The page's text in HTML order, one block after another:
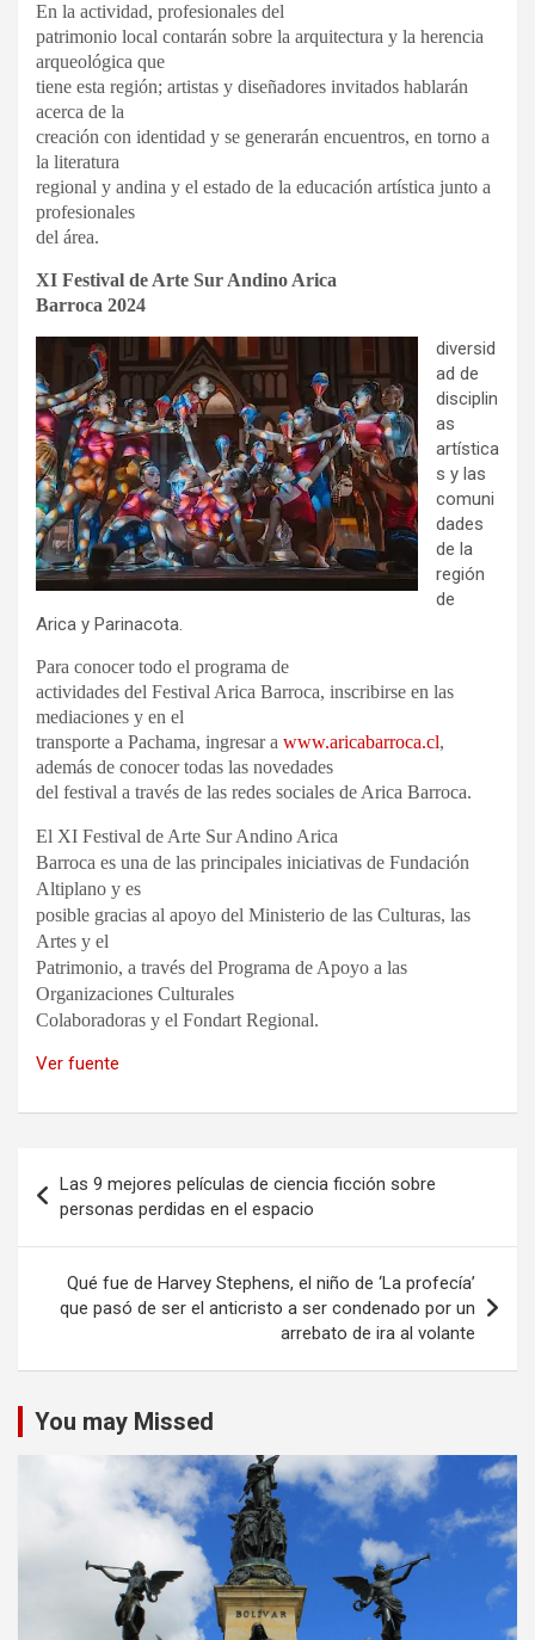
En la actividad, profesionales del
patrimonio local contarán sobre la arquitectura y la herencia
arqueológica que
tiene esta región; artistas y diseñadores invitados hablarán
acerca de la
creación con identidad y se generarán encuentros, en torno a
la literatura
regional y andina y el estado de la educación artística junto a
profesionales
del área.
XI Festival de Arte Sur Andino Arica
Barroca 2024
diversid
ad de
disciplin
as
artística
s y las
comuni
dades
de la
región
de
Arica y Parinacota.
Para conocer todo el programa de
actividades del Festival Arica Barroca, inscribirse en las
mediaciones y en el
transporte a Pachama, ingresar a www.aricabarroca.cl,
además de conocer todas las novedades
del festival a través de las redes sociales de Arica Barroca.
El XI Festival de Arte Sur Andino Arica
Barroca es una de las principales iniciativas de Fundación
Altiplano y es
posible gracias al apoyo del Ministerio de las Culturas, las
Artes y el
Patrimonio, a través del Programa de Apoyo a las
Organizaciones Culturales
Colaboradoras y el Fondart Regional.
Ver fuente
de
entradas
Las 9 mejores películas de ciencia ficción sobre
personas perdidas en el espacio
Qué fue de Harvey Stephens, el niño de ‘La profecía’
que pasó de ser el anticristo a ser condenado por un
arrebato de ira al volante
You may Missed